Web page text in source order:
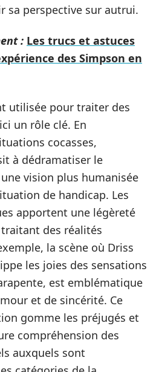
sa perspective sur autrui.
: Les trucs et astuces
des Simpson en
utilisée pour traiter des
un rôle clé. En
cocasses,
à dédramatiser le
vision plus humanisée
de handicap. Les
apportent une légèreté
des réalités
la scène où Driss
les joies des sensations
est emblématique
et de sincérité. Ce
gomme les préjugés et
compréhension des
auxquels sont